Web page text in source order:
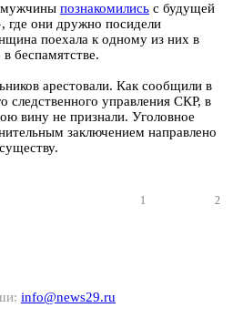
познакомились с будущей
они дружно посидели
поехала к одному из них в
беспамятстве.
арестовали. Как сообщили в
следственного управления СКР, в
вину не признали. Уголовное
заключением направлено
1 2
info@news29.ru